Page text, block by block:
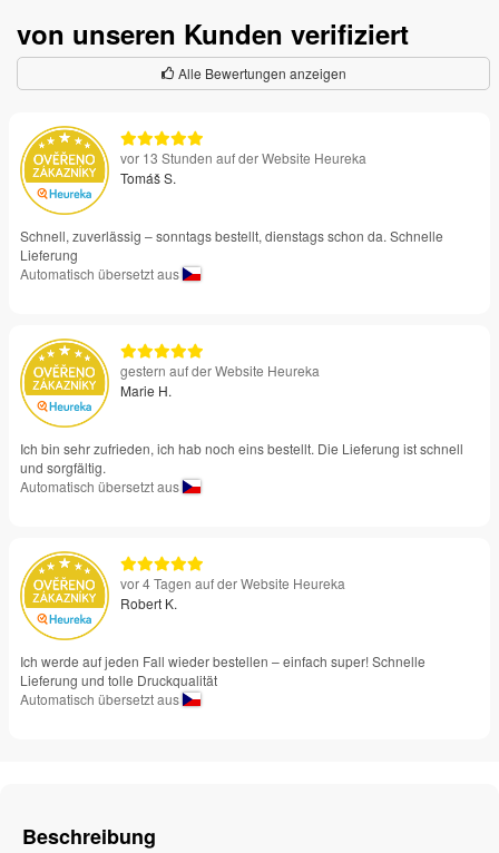
von unseren Kunden verifiziert
Alle Bewertungen anzeigen
vor 13 Stunden auf der Website Heureka
Tomáš S.
Schnell, zuverlässig – sonntags bestellt, dienstags schon da. Schnelle
Lieferung
Automatisch übersetzt aus
gestern auf der Website Heureka
Marie H.
Ich bin sehr zufrieden, ich hab noch eins bestellt. Die Lieferung ist schnell
und sorgfältig.
Automatisch übersetzt aus
vor 4 Tagen auf der Website Heureka
Robert K.
Ich werde auf jeden Fall wieder bestellen – einfach super! Schnelle
Lieferung und tolle Druckqualität
Automatisch übersetzt aus
Beschreibung